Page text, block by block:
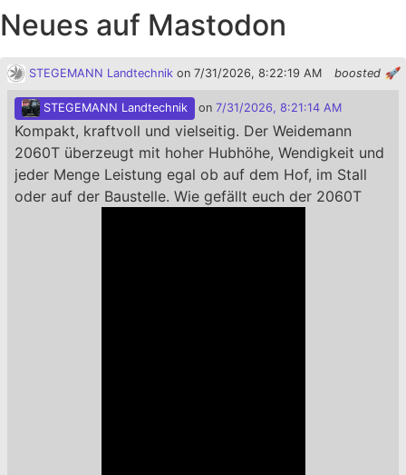
Neues auf Mastodon
boosted 🚀
STEGEMANN Landtechnik on 7/31/2026, 8:22:19 AM
STEGEMANN Landtechnik on 7/31/2026, 8:21:14 AM
Kompakt, kraftvoll und vielseitig. Der Weidemann
2060T überzeugt mit hoher Hubhöhe, Wendigkeit und
jeder Menge Leistung egal ob auf dem Hof, im Stall
oder auf der Baustelle. Wie gefällt euch der 2060T